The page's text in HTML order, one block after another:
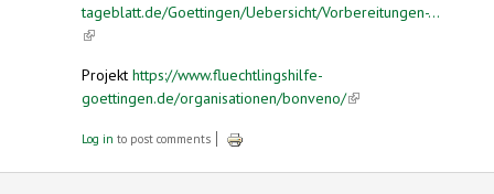
tageblatt.de/Goettingen/Uebersicht/Vorbereitungen-...
(link is external)
Projekt https://www.fluechtlingshilfe-
goettingen.de/organisationen/bonveno/(link is
Log in to post comments